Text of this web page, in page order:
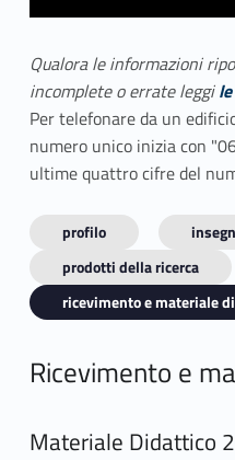
Qualora le informazioni
incomplete o errate leggi
Per telefonare da un
numero unico inizia con
ultime quattro cifre del
profilo
prodotti della ricerca
ricevimento e materiale
Ricevimento e
Materiale Didattico